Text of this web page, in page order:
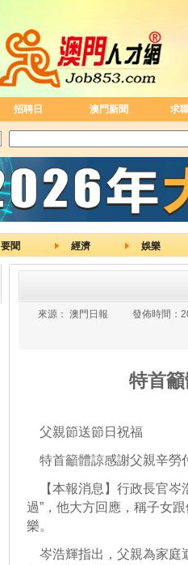
招聘日 澳門新聞 求
要聞 經濟 娛樂
來源： 澳門日報 發佈時間：
特首
父親節送節日祝福
特首籲體諒感謝父親辛勞
【本報消息】行政長官岑
過”，他大方回應，稱子女
樂。
岑浩輝指出，父親為家庭